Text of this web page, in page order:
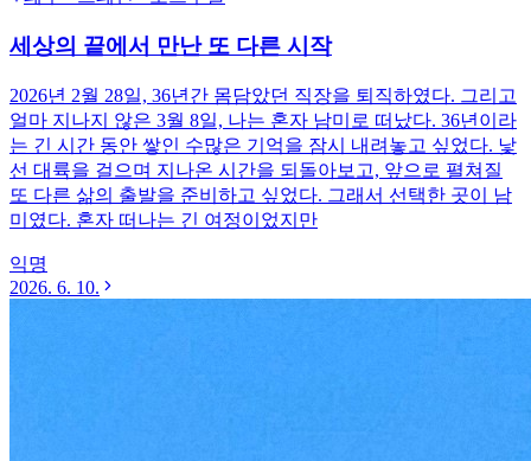
세상의 끝에서 만난 또 다른 시작
2026년 2월 28일, 36년간 몸담았던 직장을 퇴직하였다. 그리고
얼마 지나지 않은 3월 8일, 나는 혼자 남미로 떠났다. 36년이라
는 긴 시간 동안 쌓인 수많은 기억을 잠시 내려놓고 싶었다. 낯
선 대륙을 걸으며 지나온 시간을 되돌아보고, 앞으로 펼쳐질
또 다른 삶의 출발을 준비하고 싶었다. 그래서 선택한 곳이 남
미였다. 혼자 떠나는 긴 여정이었지만
익명
2026. 6. 10.